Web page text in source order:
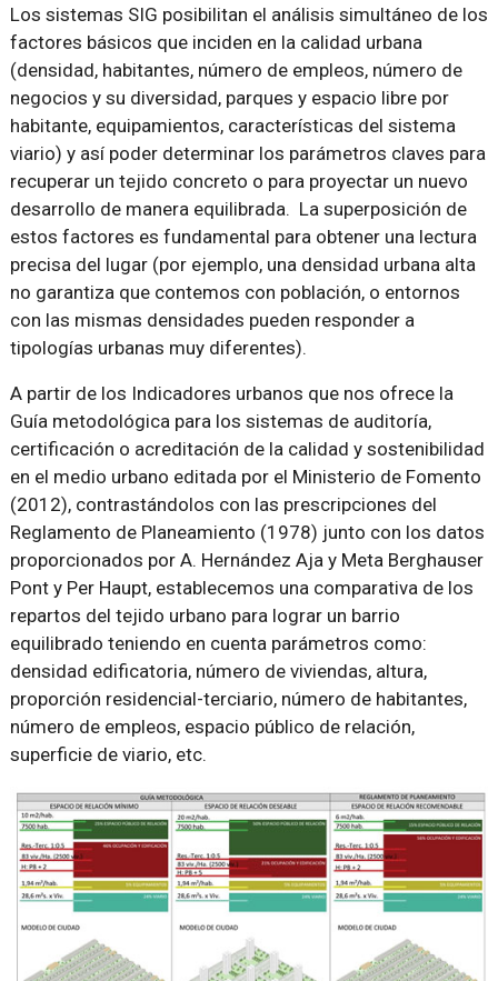
Los sistemas SIG posibilitan el análisis simultáneo de los
factores básicos que inciden en la calidad urbana
(densidad, habitantes, número de empleos, número de
negocios y su diversidad, parques y espacio libre por
habitante, equipamientos, características del sistema
viario) y así poder determinar los parámetros claves para
recuperar un tejido concreto o para proyectar un nuevo
desarrollo de manera equilibrada. La superposición de
estos factores es fundamental para obtener una lectura
precisa del lugar (por ejemplo, una densidad urbana alta
no garantiza que contemos con población, o entornos
con las mismas densidades pueden responder a
tipologías urbanas muy diferentes).
A partir de los Indicadores urbanos que nos ofrece la
Guía metodológica para los sistemas de auditoría,
certificación o acreditación de la calidad y sostenibilidad
en el medio urbano editada por el Ministerio de Fomento
(2012), contrastándolos con las prescripciones del
Reglamento de Planeamiento (1978) junto con los datos
proporcionados por A. Hernández Aja y Meta Berghauser
Pont y Per Haupt, establecemos una comparativa de los
repartos del tejido urbano para lograr un barrio
equilibrado teniendo en cuenta parámetros como:
densidad edificatoria, número de viviendas, altura,
proporción residencial-terciario, número de habitantes,
número de empleos, espacio público de relación,
superficie de viario, etc.